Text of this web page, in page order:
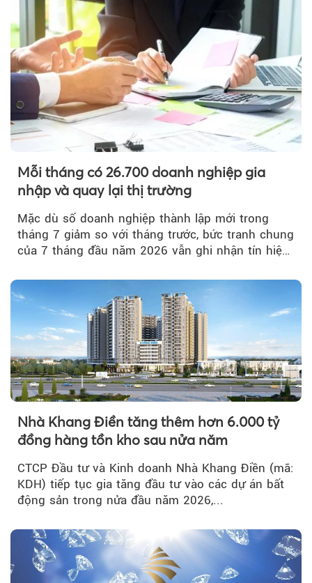
Mỗi tháng có 26.700 doanh nghiệp gia
nhập và quay lại thị trường
Mặc dù số doanh nghiệp thành lập mới trong
tháng 7 giảm so với tháng trước, bức tranh chung
của 7 tháng đầu năm 2026 vẫn ghi nhận tín hiệu
Nhà Khang Điền tăng thêm hơn 6.000 tỷ
đồng hàng tồn kho sau nửa năm
CTCP Đầu tư và Kinh doanh Nhà Khang Điền (mã:
KDH) tiếp tục gia tăng đầu tư vào các dự án bất
động sản trong nửa đầu năm 2026,...